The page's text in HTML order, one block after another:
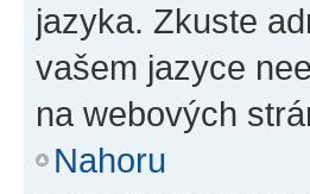
jazyka. Zkuste
vašem jazyce
na webových
Nahoru